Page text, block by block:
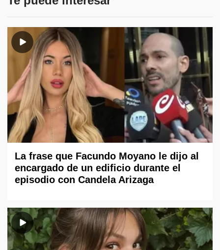
La frase que Facundo Moyano le dijo al
encargado de un edificio durante el
episodio con Candela Arizaga